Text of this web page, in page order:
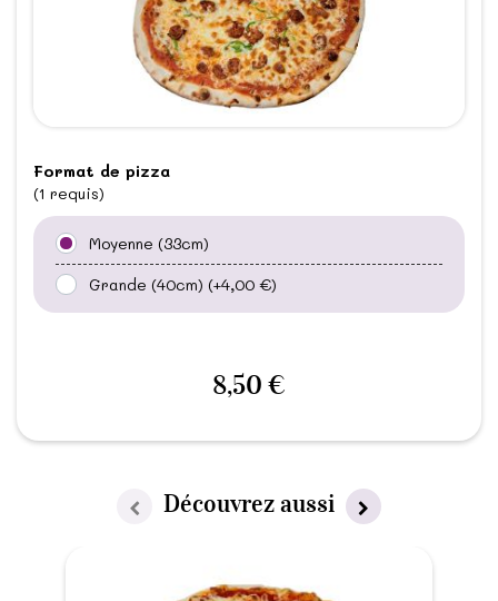
Format de pizza
(1 requis)
Moyenne (33cm)
Grande (40cm) (+4,00 €)
8,50 €
Découvrez aussi